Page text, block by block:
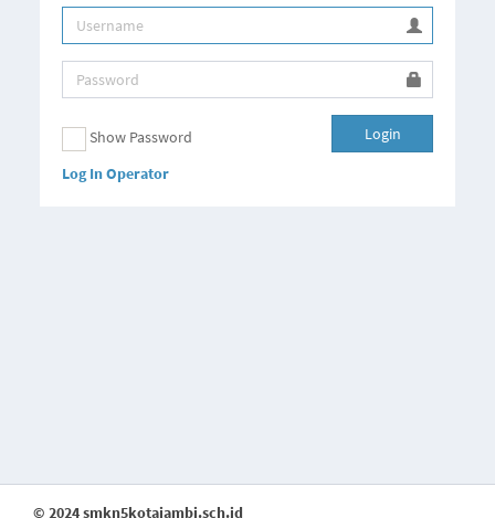
Show Password
Log In Operator
Login
© 2024 smkn5kotajambi.sch.id